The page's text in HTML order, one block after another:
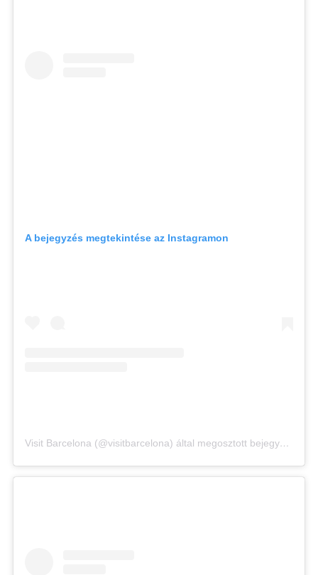
A bejegyzés megtekintése az Instagramon
Visit Barcelona (@visitbarcelona) által megosztott bejegyzés